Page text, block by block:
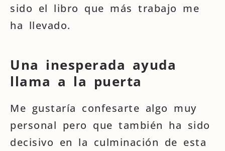
sido el libro que más trabajo me
ha llevado.
Una inesperada ayuda
llama a la puerta
Me gustaría confesarte algo muy
personal pero que también ha sido
decisivo en la culminación de esta